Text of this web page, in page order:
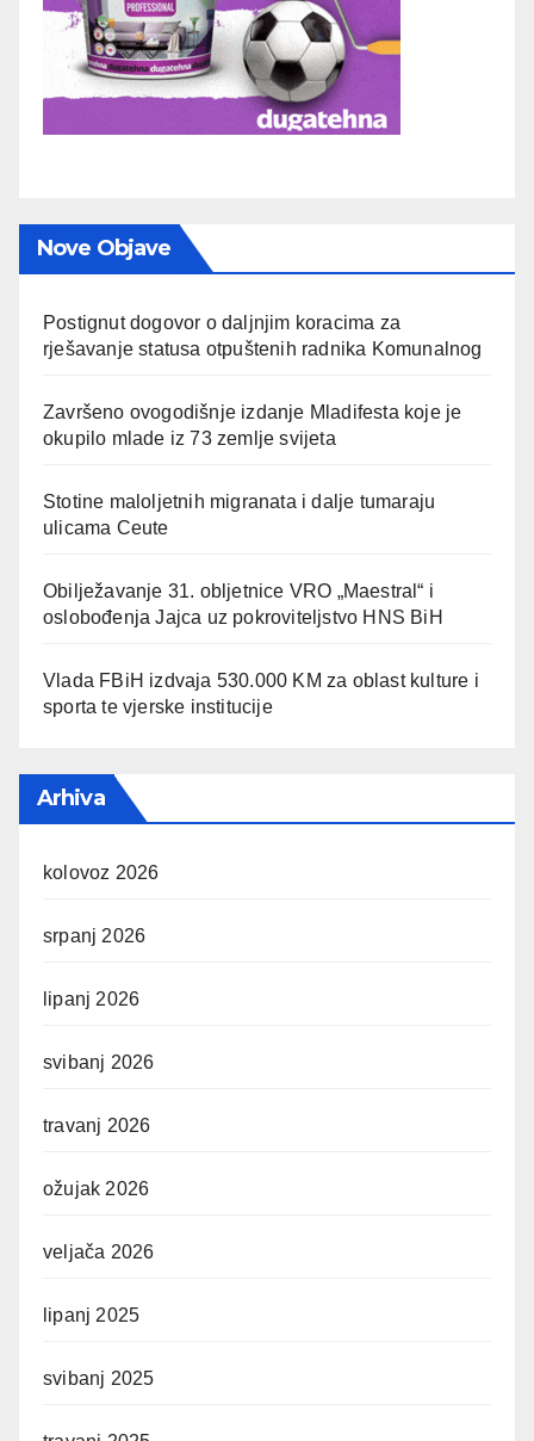
Nove Objave
Postignut dogovor o daljnjim koracima za
rješavanje statusa otpuštenih radnika Komunalnog
Završeno ovogodišnje izdanje Mladifesta koje je
okupilo mlade iz 73 zemlje svijeta
Stotine maloljetnih migranata i dalje tumaraju
ulicama Ceute
Obilježavanje 31. obljetnice VRO „Maestral“ i
oslobođenja Jajca uz pokroviteljstvo HNS BiH
Vlada FBiH izdvaja 530.000 KM za oblast kulture i
sporta te vjerske institucije
Arhiva
kolovoz 2026
srpanj 2026
lipanj 2026
svibanj 2026
travanj 2026
ožujak 2026
veljača 2026
lipanj 2025
svibanj 2025